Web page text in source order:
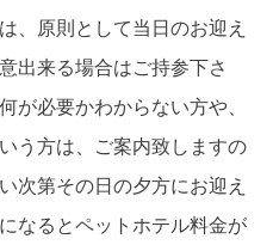
、原則として当日のお迎え
出来る場合はご持参下さ
が必要かわからない方や、
う方は、ご案内致しますの
次第その日の夕方にお迎え
なるとペットホテル料金が